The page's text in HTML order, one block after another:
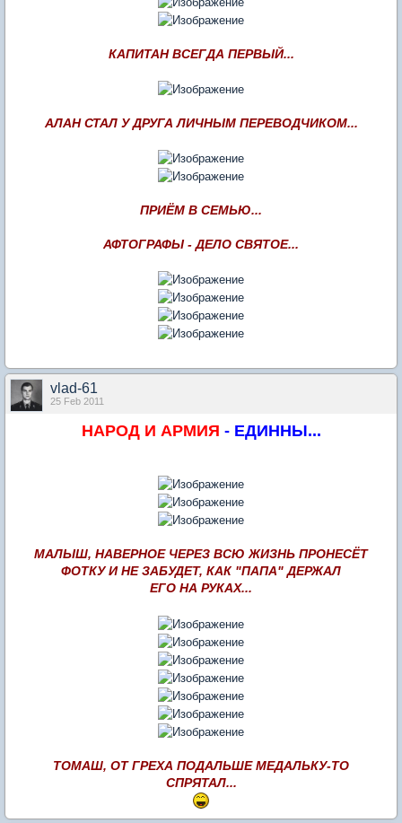
КАПИТАН ВСЕГДА ПЕРВЫЙ...
АЛАН СТАЛ У ДРУГА ЛИЧНЫМ ПЕРЕВОДЧИКОМ...
ПРИЁМ В СЕМЬЮ...
АФТОГРАФЫ - ДЕЛО СВЯТОЕ...
vlad-61
25 Feb 2011
НАРОД И АРМИЯ - ЕДИННЫ...
МАЛЫШ, НАВЕРНОЕ ЧЕРЕЗ ВСЮ ЖИЗНЬ ПРОНЕСЁТ
ФОТКУ И НЕ ЗАБУДЕТ, КАК "ПАПА" ДЕРЖАЛ
ЕГО НА РУКАХ...
ТОМАШ, ОТ ГРЕХА ПОДАЛЬШЕ МЕДАЛЬКУ-ТО
СПРЯТАЛ...